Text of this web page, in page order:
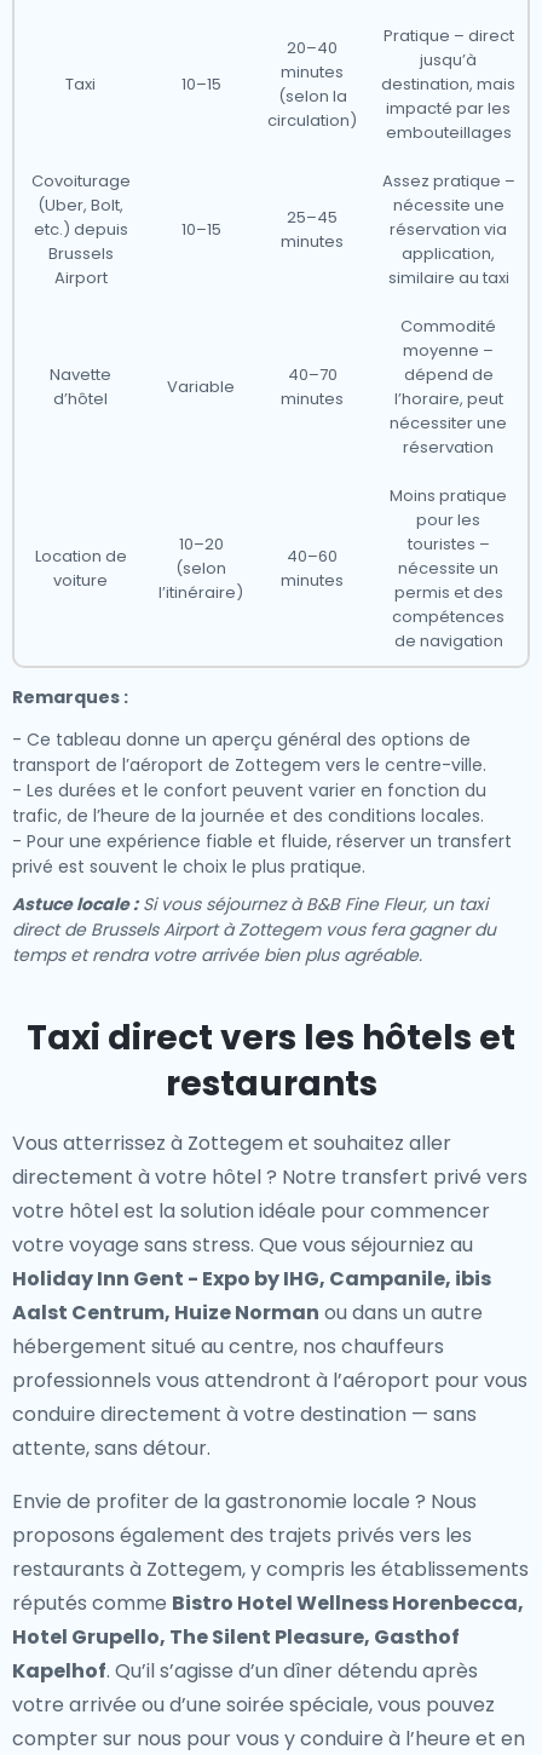
Taxi 10–15
20–40
minutes
(selon la
circulation)
Pratique – direct
jusqu’à
destination, mais
impacté par les
embouteillages
Covoiturage
(Uber, Bolt,
etc.) depuis
Brussels
Airport
10–15
25–45
minutes
Assez pratique –
nécessite une
réservation via
application,
similaire au taxi
Navette
d’hôtel
Variable
40–70
minutes
Commodité
moyenne –
dépend de
l’horaire, peut
nécessiter une
réservation
Location de
voiture
10–20
(selon
l’itinéraire)
40–60
minutes
Moins pratique
pour les
touristes –
nécessite un
permis et des
compétences
de navigation
Remarques :
- Ce tableau donne un aperçu général des options de
transport de l’aéroport de Zottegem vers le centre-ville.
- Les durées et le confort peuvent varier en fonction du
trafic, de l’heure de la journée et des conditions locales.
- Pour une expérience fiable et fluide, réserver un transfert
privé est souvent le choix le plus pratique.
Astuce locale :Si vous séjournez à B&B Fine Fleur, un taxi
direct de Brussels Airport à Zottegem vous fera gagner du
temps et rendra votre arrivée bien plus agréable.
Taxi direct vers les hôtels et
restaurants
Vous atterrissez à Zottegem et souhaitez aller
directement à votre hôtel ? Notre transfert privé vers
votre hôtelest la solution idéale pour commencer
votre voyage sans stress. Que vous séjourniez au
Holiday Inn Gent - Expo by IHG, Campanile, ibis
Aalst Centrum, Huize Norman ou dans un autre
hébergement situé au centre, nos chauffeurs
professionnels vous attendront à l’aéroport pour vous
conduire directement à votre destination — sans
attente, sans détour.
Envie de profiter de la gastronomie locale ? Nous
proposons également des trajets privés vers les
restaurants à Zottegem, y compris les établissements
réputés comme Bistro Hotel Wellness Horenbecca,
Hotel Grupello, The Silent Pleasure, Gasthof
Kapelhof. Qu’il s’agisse d’un dîner détendu après
votre arrivée ou d’une soirée spéciale, vous pouvez
compter sur nous pour vous y conduire à l’heure et en